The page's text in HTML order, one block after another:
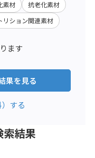
素材 抗老化素材
リション関連素材
ます
果を見る
する
索結果